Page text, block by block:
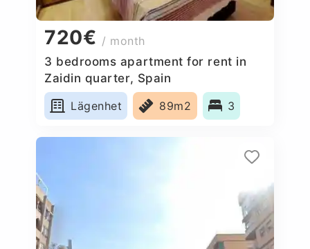
720€ / month
3 bedrooms apartment for rent in
Zaidin quarter, Spain
Lägenhet
89m2 3